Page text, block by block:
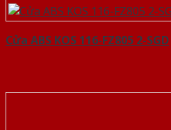
Cửa ABS KOS 116-FZ805 2-SGD